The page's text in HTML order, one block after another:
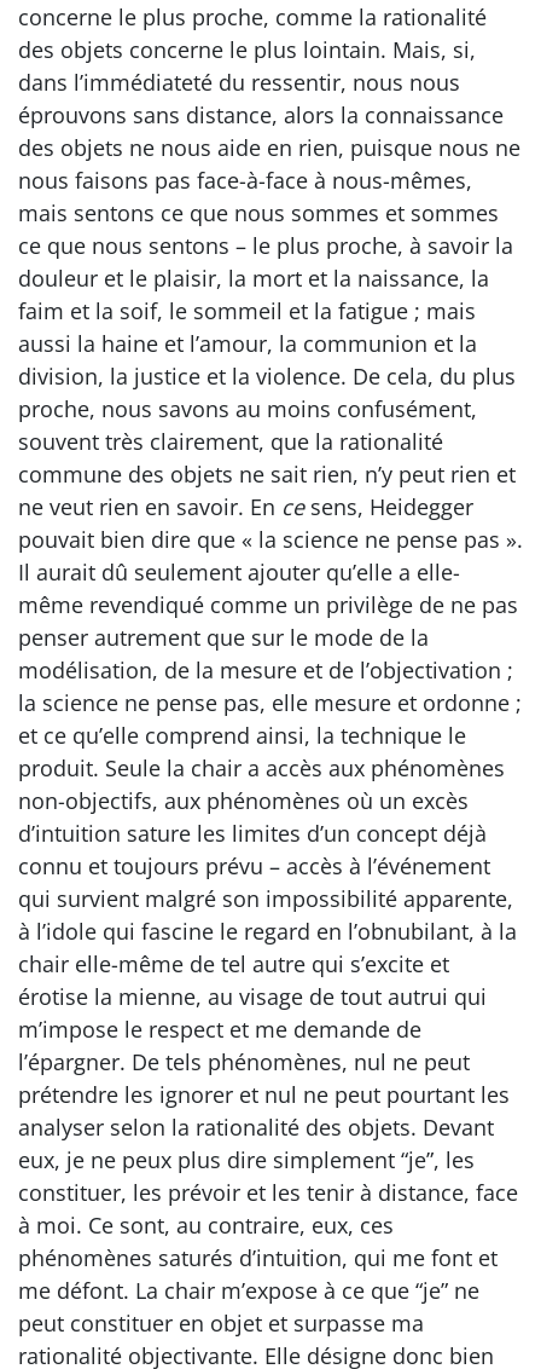
concerne le plus proche, comme la rationalité
des objets concerne le plus lointain. Mais, si,
dans l’immédiateté du ressentir, nous nous
éprouvons sans distance, alors la connaissance
des objets ne nous aide en rien, puisque nous ne
nous faisons pas face-à-face à nous-mêmes,
mais sentons ce que nous sommes et sommes
ce que nous sentons – le plus proche, à savoir la
douleur et le plaisir, la mort et la naissance, la
faim et la soif, le sommeil et la fatigue ; mais
aussi la haine et l’amour, la communion et la
division, la justice et la violence. De cela, du plus
proche, nous savons au moins confusément,
souvent très clairement, que la rationalité
commune des objets ne sait rien, n’y peut rien et
ne veut rien en savoir. En cesens, Heidegger
pouvait bien dire que « la science ne pense pas ».
Il aurait dû seulement ajouter qu’elle a elle-
même revendiqué comme un privilège de ne pas
penser autrement que sur le mode de la
modélisation, de la mesure et de l’objectivation ;
la science ne pense pas, elle mesure et ordonne ;
et ce qu’elle comprend ainsi, la technique le
produit. Seule la chair a accès aux phénomènes
non-objectifs, aux phénomènes où un excès
d’intuition sature les limites d’un concept déjà
connu et toujours prévu – accès à l’événement
qui survient malgré son impossibilité apparente,
à l’idole qui fascine le regard en l’obnubilant, à la
chair elle-même de tel autre qui s’excite et
érotise la mienne, au visage de tout autrui qui
m’impose le respect et me demande de
l’épargner. De tels phénomènes, nul ne peut
prétendre les ignorer et nul ne peut pourtant les
analyser selon la rationalité des objets. Devant
eux, je ne peux plus dire simplement “je”, les
constituer, les prévoir et les tenir à distance, face
à moi. Ce sont, au contraire, eux, ces
phénomènes saturés d’intuition, qui me font et
me défont. La chair m’expose à ce que “je” ne
peut constituer en objet et surpasse ma
rationalité objectivante. Elle désigne donc bien